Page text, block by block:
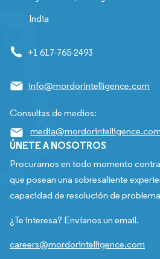
India
+1 617-765-2493
info@mordorintelligence.com
Consultas de medios:
media@mordorintelligence.com
ÚNETE A NOSOTROS
Procuramos en todo momento
que posean una sobresaliente
capacidad de resolución de
¿Te interesa? Envíanos un email.
careers@mordorintelligence.com